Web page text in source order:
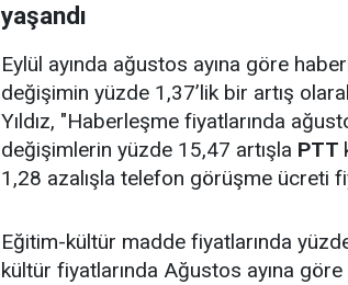
yaşandı
Eylül ayında ağustos ayına göre
değişimin yüzde 1,37’lik bir artış
Yıldız, "Haberleşme fiyatlarında
değişimlerin yüzde 15,47 artışla PTT
1,28 azalışla telefon görüşme ücreti
Eğitim-kültür madde fiyatlarında
kültür fiyatlarında Ağustos ayına